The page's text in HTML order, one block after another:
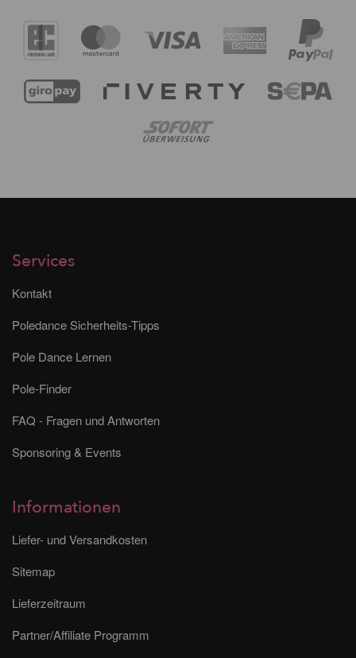
Services
Kontakt
Poledance Sicherheits-Tipps
Pole Dance Lernen
Pole-Finder
FAQ - Fragen und Antworten
Sponsoring & Events
Informationen
Liefer- und Versandkosten
Sitemap
Lieferzeitraum
Partner/Affiliate Programm